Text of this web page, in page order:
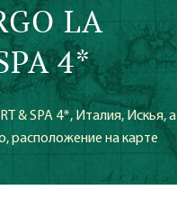
LA
4*
& SPA 4*, Италия, Искья, а
расположение на карте